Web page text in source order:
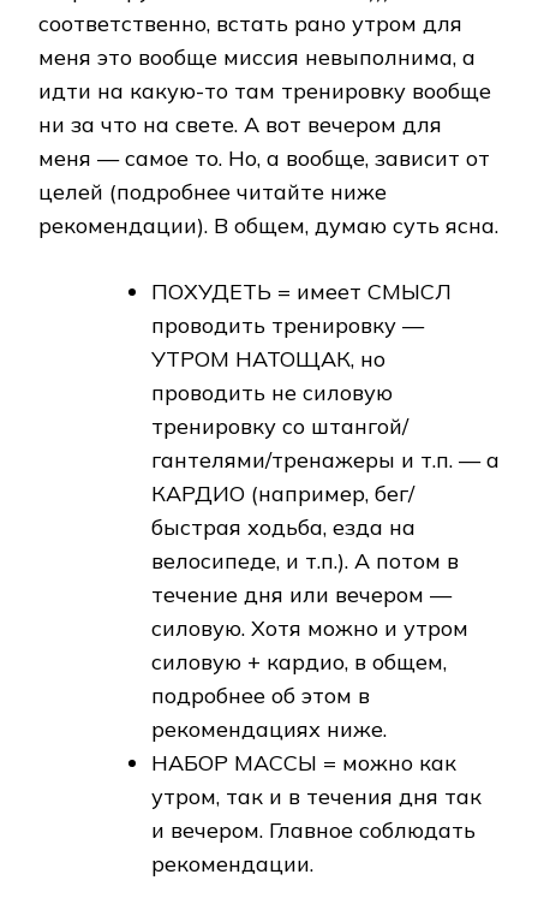
соответственно, встать рано утром для
меня это вообще миссия невыполнима, а
идти на какую-то там тренировку вообще
ни за что на свете. А вот вечером для
меня — самое то. Но, а вообще, зависит от
целей (подробнее читайте ниже
рекомендации). В общем, думаю суть ясна.
ПОХУДЕТЬ = имеет СМЫСЛ
проводить тренировку —
УТРОМ НАТОЩАК, но
проводить не силовую
тренировку со штангой/
гантелями/тренажеры и т.п. — а
КАРДИО (например, бег/
быстрая ходьба, езда на
велосипеде, и т.п.). А потом в
течение дня или вечером —
силовую. Хотя можно и утром
силовую + кардио, в общем,
подробнее об этом в
рекомендациях ниже.
НАБОР МАССЫ = можно как
утром, так и в течения дня так
и вечером. Главное соблюдать
рекомендации.